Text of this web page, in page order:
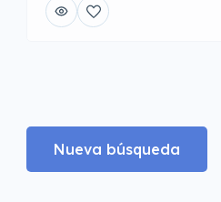
Nueva búsqueda